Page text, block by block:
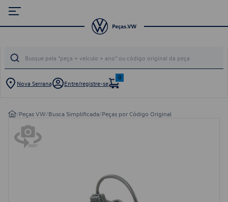
Nova Serrana Entre/registre-se
0
/Peças VW/Busca Simplificada/Peças por Código Original